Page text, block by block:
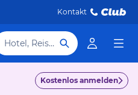
Kontakt
Hotel, Reiseziel
Kostenlos anmelden